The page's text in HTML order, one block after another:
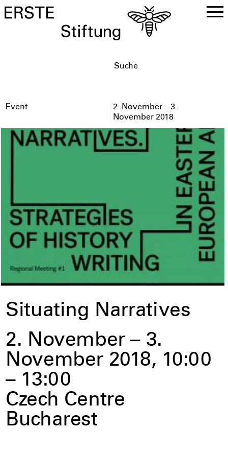
Event
2. November – 3.
November 2018
Situating Narratives
2. November – 3.
November 2018, 10:00
– 13:00
Czech Centre
Bucharest